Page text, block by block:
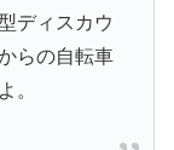
ディスカウ
らの自転車
。